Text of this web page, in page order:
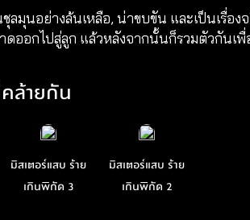
ลมุนอย่างล้นเหลือ, น่าขบขัน และเป็นเรื่อ
ออกไปสู่ลูก แล้วหลังจากนั้นก็รวมตัวกันเ
ล้ายกัน
มิสเตอร์แสบ ร้าย
เกินพิกัด 3
มิสเตอร์แสบ ร้าย
เกินพิกัด 2